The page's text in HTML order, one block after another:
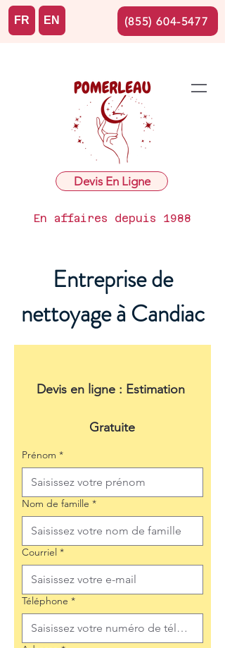
Devis En Ligne
En affaires depuis 1988
FR EN (855) 604-5477
Entreprise de
nettoyage à Candiac
Devis en ligne : Estimation
Gratuite
Prénom *
Nom de famille *
Courriel *
Téléphone *